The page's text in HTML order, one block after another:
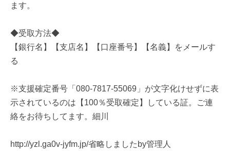
ます。
◆受取方法◆
【銀行名】【支店名】【口座番号】【名義】をメールす
る
※支援確定番号「080-7817-55069」が文字化けせずに表
示されているのは【100％受取確定】している証。ご連
絡をお待ちしてます。細川
http://yzl.ga0v-jyfm.jp/省略しましたby管理人